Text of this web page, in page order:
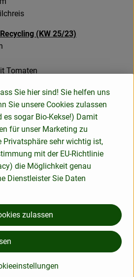
(KW 25/23)
Tomaten
zu Produkten aus der Region
Curry(vegan)
Führung bei LOTTA KAROTTA
mit Schnittlauch
mit Baiser
22/23)
Tahin-Sauce
Sie hier sind! Sie helfen uns
Sie unsere Cookies zulassen
es sogar Bio-Kekse!) Damit
für unser Marketing zu
Privatsphäre sehr wichtig ist,
mit der EU-Richtlinie
die Möglichkeit genau
Dienstleister Sie Daten
zulassen